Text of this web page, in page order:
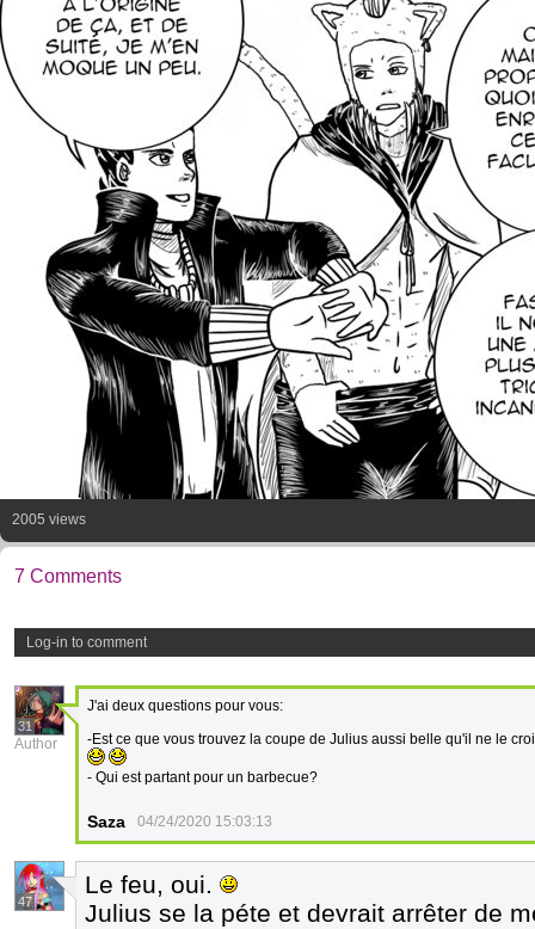
2005 views
7 Comments
Log-in to comment
31
Author
J'ai deux questions pour vous:
-Est ce que vous trouvez la coupe de Julius aussi belle qu'il ne le
- Qui est partant pour un barbecue?
Saza 04/24/2020 15:03:13
47
Le feu, oui.
Julius se la péte et devrait arrêter de